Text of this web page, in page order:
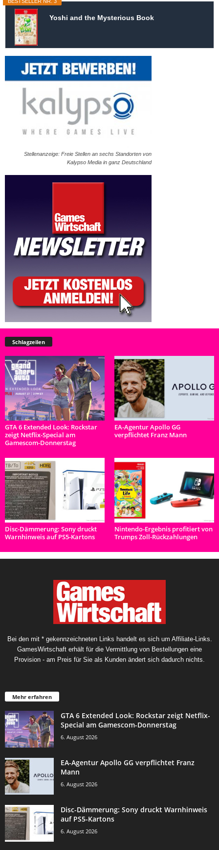
Yoshi and the Mysterious Book
Stellenanzeige: Freie Stellen an sechs Standorten von
Kalypso Media in ganz Deutschland
Schlagzeilen
GTA 6 Extended Look: Rockstar
zeigt Netflix-Special am
Gamescom-Donnerstag
EA-Agentur Apollo GG
verpflichtet Franz Mann
Disc-Dämmerung: Sony druckt
Warnhinweis auf PS5-Kartons
Nintendo-Ergebnis profitiert von
Trumps Zoll-Rückzahlungen
Bei den mit * gekennzeichneten Links handelt es sich um Affiliate-Links.
GamesWirtschaft erhält für die Vermittlung von Bestellungen eine
Provision - am Preis für Sie als Kunden ändert sich dadurch nichts.
Mehr erfahren
GTA 6 Extended Look: Rockstar zeigt Netflix-
Special am Gamescom-Donnerstag
6. August 2026
EA-Agentur Apollo GG verpflichtet Franz
Mann
6. August 2026
Disc-Dämmerung: Sony druckt Warnhinweis
auf PS5-Kartons
6. August 2026